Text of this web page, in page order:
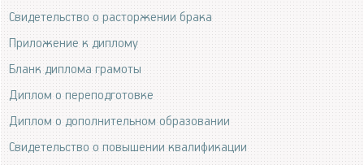
Свидетельство о расторжении брака
Приложение к диплому
Бланк диплома грамоты
Диплом о переподготовке
Диплом о дополнительном образовании
Свидетельство о повышении квалификации